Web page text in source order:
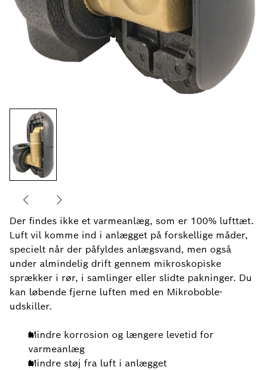
Der findes ikke et varmeanlæg, som er 100% lufttæt.
Luft vil komme ind i anlægget på forskellige måder,
specielt når der påfyldes anlægsvand, men også
under almindelig drift gennem mikroskopiske
sprækker i rør, i samlinger eller slidte pakninger. Du
kan løbende fjerne luften med en Mikroboble-
udskiller.
Mindre korrosion og længere levetid for
varmeanlæg
Mindre støj fra luft i anlægget